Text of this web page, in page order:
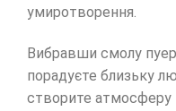
умиротворення.
Вибравши смолу
порадуєте близьку
створите атмосферу